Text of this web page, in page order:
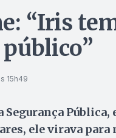
“Iris
15h49
Segurança
ele virava para